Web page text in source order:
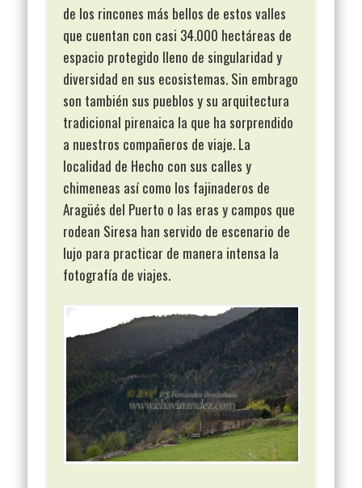
de los rincones más bellos de estos valles
que cuentan con casi 34.000 hectáreas de
espacio protegido lleno de singularidad y
diversidad en sus ecosistemas. Sin embrago
son también sus pueblos y su arquitectura
tradicional pirenaica la que ha sorprendido
a nuestros compañeros de viaje. La
localidad de Hecho con sus calles y
chimeneas así como los fajinaderos de
Aragüés del Puerto o las eras y campos que
rodean Siresa han servido de escenario de
lujo para practicar de manera intensa la
fotografía de viajes.